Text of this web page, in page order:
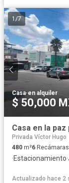
1 /7
Casa·en alquiler
$ 50,000
Casa en la
Privada Víctor Hugo
480 m²6 Recámaras
·Estacionamiento·
Actualizado hace 2